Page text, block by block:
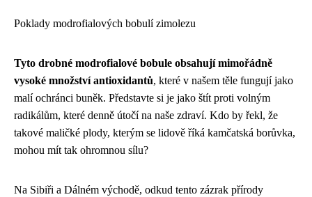
Poklady modrofialových bobulí zimolezu
Tyto drobné modrofialové bobule obsahují mimořádně
vysoké množství antioxidantů, které v našem těle fungují jako
malí ochránci buněk. Představte si je jako štít proti volným
radikálům, které denně útočí na naše zdraví. Kdo by řekl, že
takové maličké plody, kterým se lidově říká kamčatská borůvka,
mohou mít tak ohromnou sílu?
Na Sibiři a Dálném východě, odkud tento zázrak přírody